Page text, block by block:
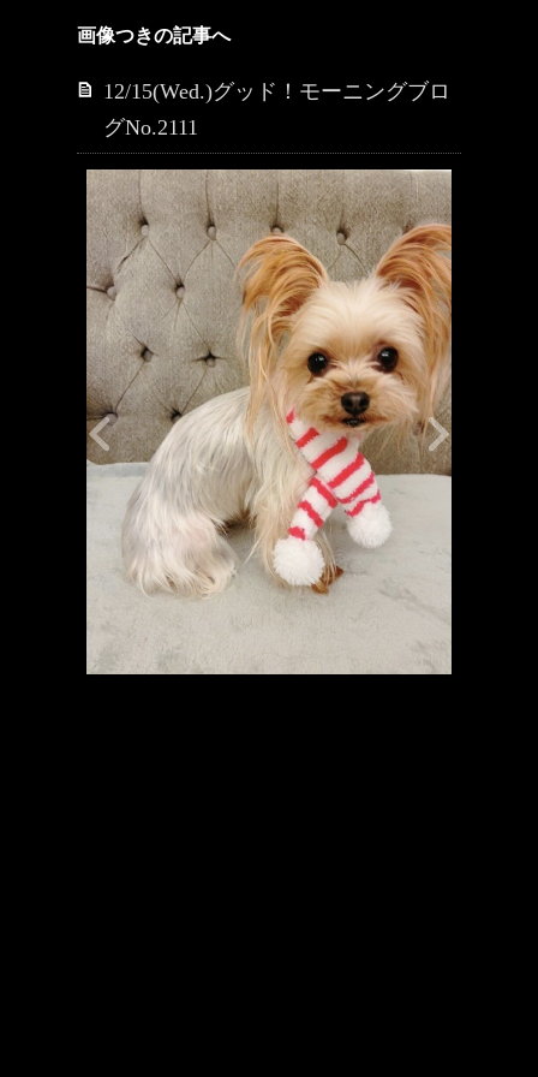
画像つきの記事へ
12/15(Wed.)グッド！モーニングブロ
グNo.2111